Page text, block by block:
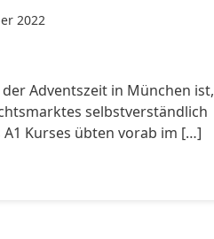
2022
Adventszeit in München ist,
selbstverständlich
Kurses übten vorab im […]